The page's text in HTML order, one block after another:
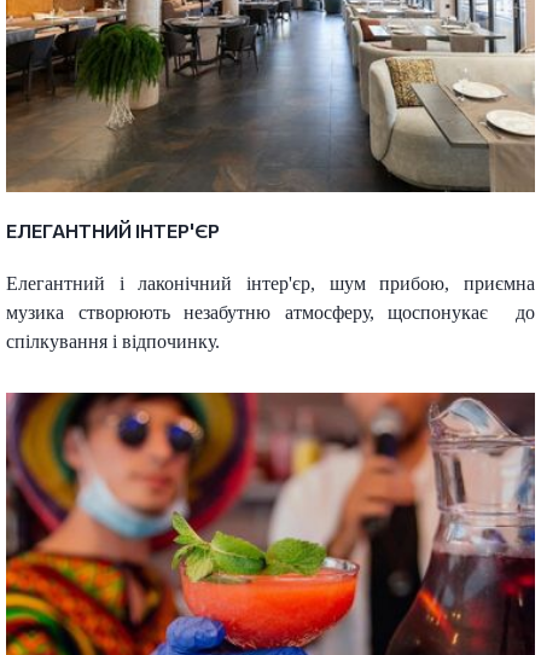
ЕЛЕГАНТНИЙ ІНТЕР'ЄР
Елегантний і лаконічний інтер'єр, шум прибою, приємна
музика створюють незабутню атмосферу, щоспонукає до
спілкування і відпочинку.